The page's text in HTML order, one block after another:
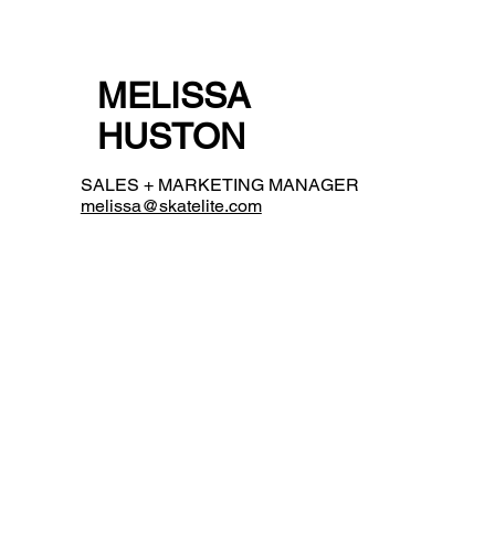
MELISSA
HUSTON
SALES + MARKETING MANAGER
melissa@skatelite.com